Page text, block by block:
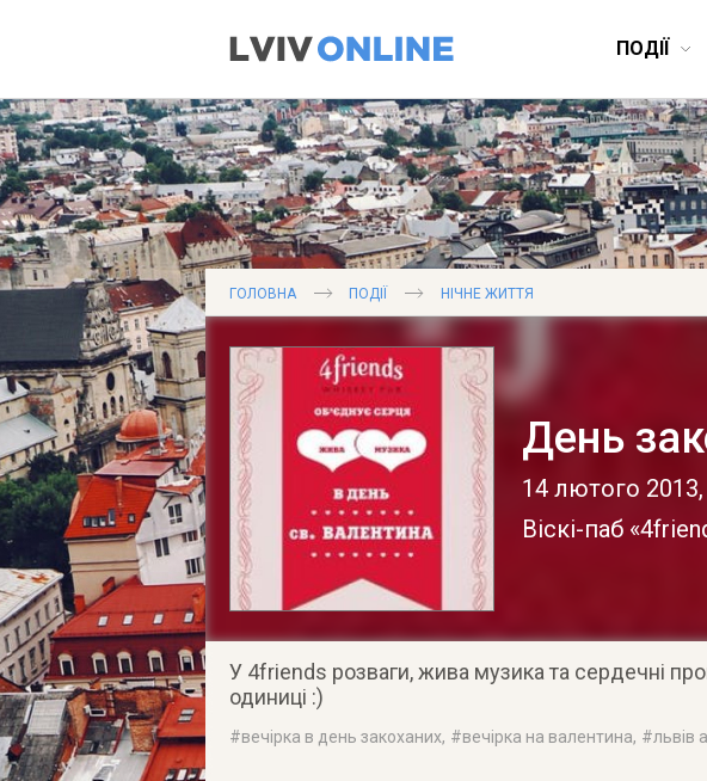
ПОДІЇ
ГОЛОВНА ПОДІЇ НІЧНЕ ЖИТТЯ
День
14 лютого 2013
Віскі-паб
У 4friends розваги, жива музика та сердечні
одиниці :)
#вечірка в день закоханих, #вечірка на валентина, #львів